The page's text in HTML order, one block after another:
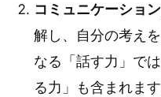
コミュニケーション
解し、自分の考え
なる「話す力」で
る力」も含まれます